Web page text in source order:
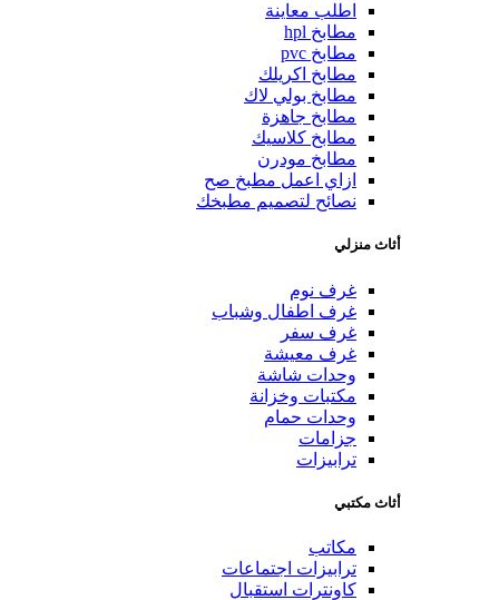
اطلب معاينة
مطابخ hpl
مطابخ pvc
مطابخ اكريلك
مطابخ بولي لاك
مطابخ جاهزة
مطابخ كلاسيك
مطابخ مودرن
ازاي اعمل مطبخ صح
نصائح لتصميم مطبخك
أثاث منزلي
غرف نوم
غرف اطفال وشباب
غرف سفر
غرف معيشة
وحدات شاشة
مكتبات وخزانة
وحدات حمام
جزامات
ترابيزات
أثاث مكتبي
مكاتب
ترابيزات اجتماعات
كاونترات استقبال